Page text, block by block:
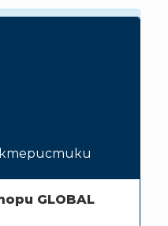
GLOBAL